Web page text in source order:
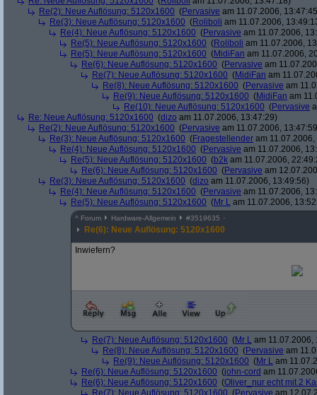
Re(2): Neue Auflösung: 5120x1600 (Pervasive am 11.07.2006,
Re(3): Neue Auflösung: 5120x1600 (Roliboli am 11.07.2006,
Re(4): Neue Auflösung: 5120x1600 (Pervasive am 11.07.2006,
Re(5): Neue Auflösung: 5120x1600 (Roliboli am 11.07.2006,
Re(5): Neue Auflösung: 5120x1600 (MidiFan am 11.07.2006,
Re(6): Neue Auflösung: 5120x1600 (Pervasive am
Re(7): Neue Auflösung: 5120x1600 (MidiFan am
Re(8): Neue Auflösung: 5120x1600 (Pervasive am
Re(9): Neue Auflösung: 5120x1600 (MidiFan am
Re(10): Neue Auflösung: 5120x1600 (Pervasive
Re: Neue Auflösung: 5120x1600 (dizo am 11.07.2006, 13:47:29)
Re(2): Neue Auflösung: 5120x1600 (Pervasive am 11.07.2006,
Re(3): Neue Auflösung: 5120x1600 (Fragestellender am
Re(4): Neue Auflösung: 5120x1600 (Pervasive am 11.07.2006,
Re(5): Neue Auflösung: 5120x1600 (b2k am 11.07.2006,
Re(6): Neue Auflösung: 5120x1600 (Pervasive am
Re(3): Neue Auflösung: 5120x1600 (dizo am 11.07.2006, 13:49:56)
Re(4): Neue Auflösung: 5120x1600 (Pervasive am 11.07.2006,
Re(5): Neue Auflösung: 5120x1600 (Mr L am 11.07.2006,
^ Forum Hardware-Allgemein #3519635
Re(6): Neue Auflösung: 5120x1600
Inwiefern?
Re(7): Neue Auflösung: 5120x1600 (Mr L am 11.07.2006,
Re(8): Neue Auflösung: 5120x1600 (Pervasive am
Re(9): Neue Auflösung: 5120x1600 (Mr L am
Re(6): Neue Auflösung: 5120x1600 (john-cord am
Re(6): Neue Auflösung: 5120x1600 (Oliver_nur echt mit 2
Re(7): Neue Auflösung: 5120x1600 (Pervasive am